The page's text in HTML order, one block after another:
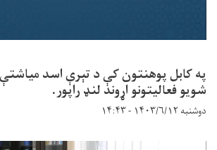
په کابل پوهنتون کې د تېرې اسد
شویو فعالیتونو اړوند لنډ راپور.
دوشنبه ۱۴۰۳/۶/۱۲ - ۱۴:۴۳